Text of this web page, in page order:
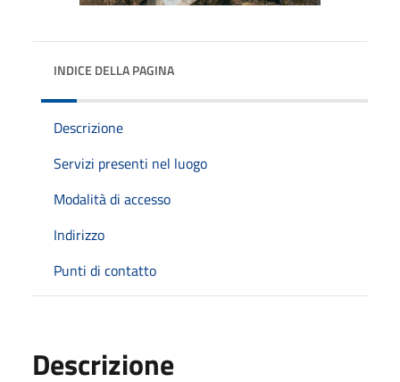
INDICE DELLA PAGINA
Descrizione
Servizi presenti nel luogo
Modalità di accesso
Indirizzo
Punti di contatto
Descrizione